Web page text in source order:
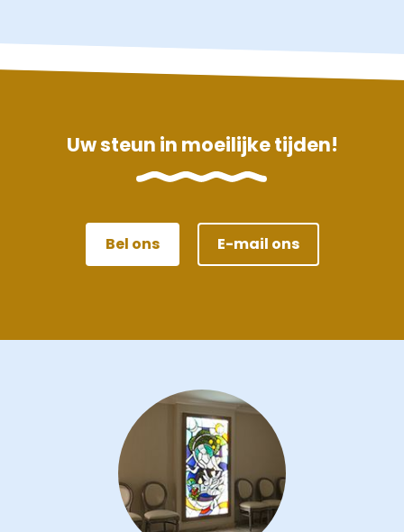
Uw steun in moeilijke tijden!
Bel ons E-mail ons